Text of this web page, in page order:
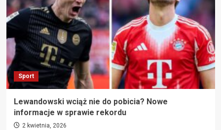
Sport
Lewandowski wciąż nie do pobicia? Nowe
informacje w sprawie rekordu
2 kwietnia, 2026